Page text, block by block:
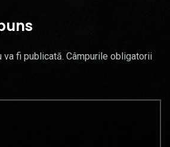
va fi publicată. Câmpurile obligatorii